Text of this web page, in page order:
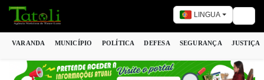
LINGUA
VARANDA MUNICÍPIO POLÍTICA DEFESA SEGURANÇA JUSTIÇA